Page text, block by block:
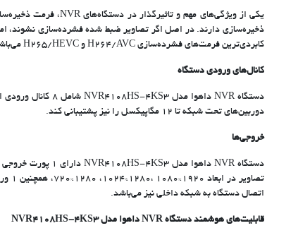
کابردی‌ترین فرمت‌های فشرده‌سازی H264/AVC و H265/HEVC می‌باشد. دستگاه NVR داهوا مدل DHI-NVR4108HS-4KS3، از فرمت ذخیره‌سازی H265+ و H265 به صورت هم‌زمان استفاده می‌کند.
کانال‌های ورودی دستگاه
دوربین‌های تحت شبکه تا 12 مگاپیکسل را نیز پشتیبانی کند.
خروجی‌ها
اتصال دستگاه به شبکه داخلی نیز می‌باشد.
قابلیت‌های هوشمند دستگاه NVR داهوا مدل NVR4108HS-4KS3